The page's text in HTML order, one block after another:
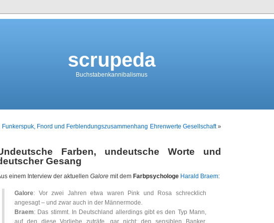
scrupeda
Buchstabenkannibalismus
Funkerspuk, Fnord und Ferblendungszusammenhang Ehrenwerte Gesellschaft»
Farben, undeutsche Worte und
Gesang
einem Interview der aktuellen Galore mit dem Farbpsychologe Harald Braem:
Galore: Vor zwei Jahren etwa waren Pink und Rosa schrecklich
angesagt – und zwar auch in der Männermode.
Braem: Das stimmt. In Deutschland allerdings gibt es den Typ Mann,
auf den diese Vorliebe zuträfe, gar nicht: den sensiblen Banker.